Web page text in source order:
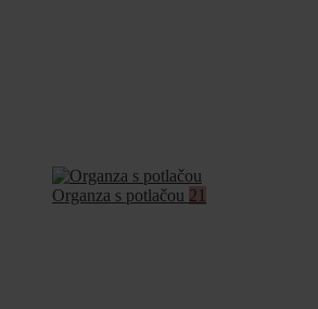
Organza s potlačou 21